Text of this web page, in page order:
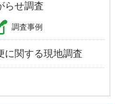
らせ調査
調査事例
に関する現地調査